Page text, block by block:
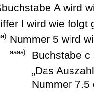
A wird
I wird wie folgt
Nummer 5 wird
aaaa)
Buchstabe c
„Das
Nummer 7.5